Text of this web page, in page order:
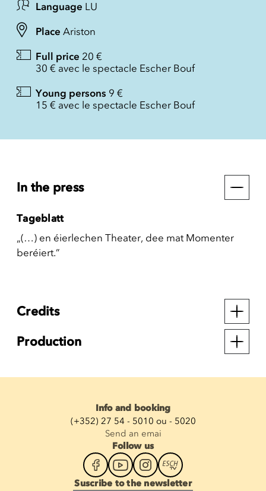
Language LU
Place Ariston
Full price 20 €
30 € avec le spectacle Escher Bouf
Young persons 9 €
15 € avec le spectacle Escher Bouf
In the press
Tageblatt
„(…) en éierlechen Theater, dee mat Momenter
beréiert.”
Credits
Production
Info and booking
(+352) 27 54 - 5010 ou - 5020
Send an emai
Follow us
Suscribe to the newsletter